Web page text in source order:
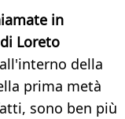
in
Loreto
all'interno della
prima metà
sono ben più